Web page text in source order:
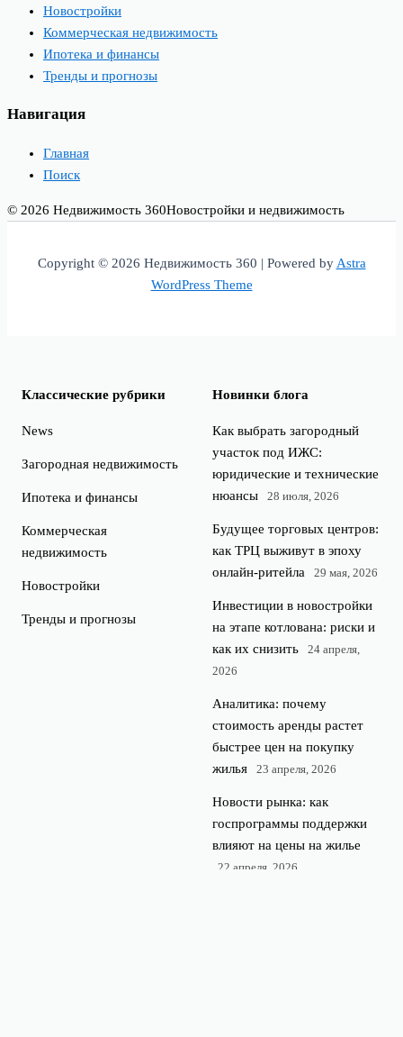
Новостройки
Коммерческая недвижимость
Ипотека и финансы
Тренды и прогнозы
Навигация
Главная
Поиск
© 2026 Недвижимость 360Новостройки и недвижимость
Copyright © 2026 Недвижимость 360 | Powered byAstra
WordPress Theme
Классические рубрики
News
Загородная недвижимость
Ипотека и финансы
Коммерческая
недвижимость
Новостройки
Тренды и прогнозы
Новинки блога
Как выбрать загородный
участок под ИЖС:
юридические и технические
нюансы
28 июля, 2026
Будущее торговых центров:
как ТРЦ выживут в эпоху
онлайн-ритейла
29 мая, 2026
Инвестиции в новостройки
на этапе котлована: риски и
как их снизить
24 апреля,
2026
Аналитика: почему
стоимость аренды растет
быстрее цен на покупку
жилья
23 апреля, 2026
Новости рынка: как
госпрограммы поддержки
влияют на цены на жилье
22 апреля, 2026